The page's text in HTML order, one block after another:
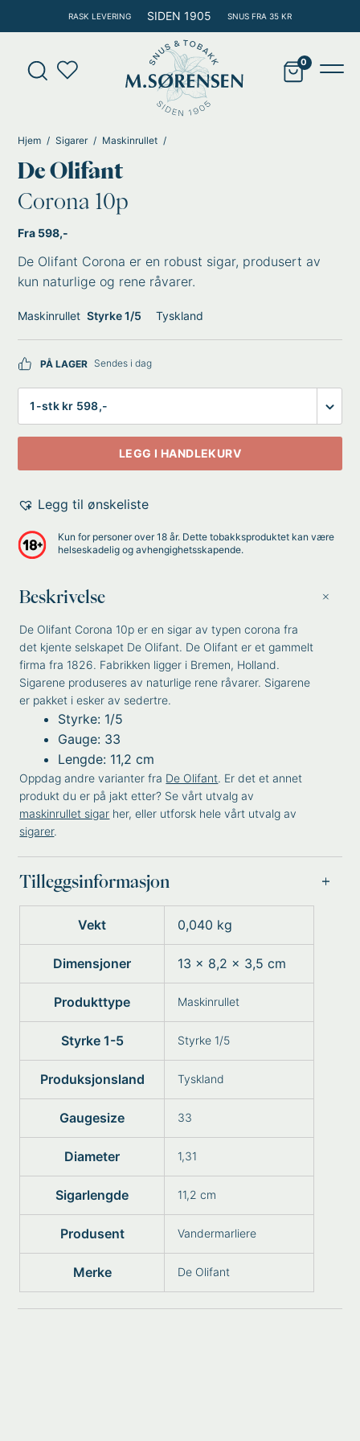
rett
innholdet
RASK LEVERING SIDEN 1905 SNUS FRA 35 KR
Products
search
Hjem Sigarer Maskinrullet
De Olifant
Corona 10p
Fra 598,-
De Olifant Corona er en robust sigar, produsert av
kun naturlige og rene råvarer.
Maskinrullet Styrke 1/5 Tyskland
PÅ LAGER Sendes i dag
LEGG I HANDLEKURV
Legg til ønskeliste
Kun for personer over 18 år. Dette tobakksproduktet kan være
helseskadelig og avhengighetsskapende.
Beskrivelse
De Olifant Corona 10p er en sigar av typen corona fra
det kjente selskapet De Olifant. De Olifant er et gammelt
firma fra 1826. Fabrikken ligger i Bremen, Holland.
Sigarene produseres av naturlige rene råvarer. Sigarene
er pakket i esker av sedertre.
Styrke: 1/5
Gauge: 33
Lengde: 11,2 cm
Oppdag andre varianter fra De Olifant. Er det et annet
produkt du er på jakt etter? Se vårt utvalg av
maskinrullet sigar her, eller utforsk hele vårt utvalg av
sigarer.
Tilleggsinformasjon
Vekt 0,040 kg
Dimensjoner 13 × 8,2 × 3,5 cm
Produkttype Maskinrullet
Styrke 1-5 Styrke 1/5
Produksjonsland Tyskland
Gaugesize 33
Diameter 1,31
Sigarlengde 11,2 cm
Produsent Vandermarliere
Merke De Olifant